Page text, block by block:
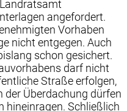
angefordert.
Vorhaben
nicht entgegen. Auch
schon gesichert.
darf nicht
Straße erfolgen,
der Überdachung dürfen
hineinragen. Schließlich